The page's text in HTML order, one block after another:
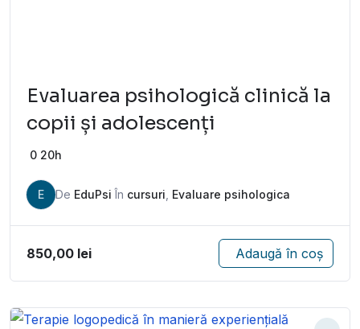
Evaluarea psihologică clinică la
copii și adolescenți
0 20h
E De EduPsi În cursuri Evaluare psihologica
850,00 lei Adaugă în coș